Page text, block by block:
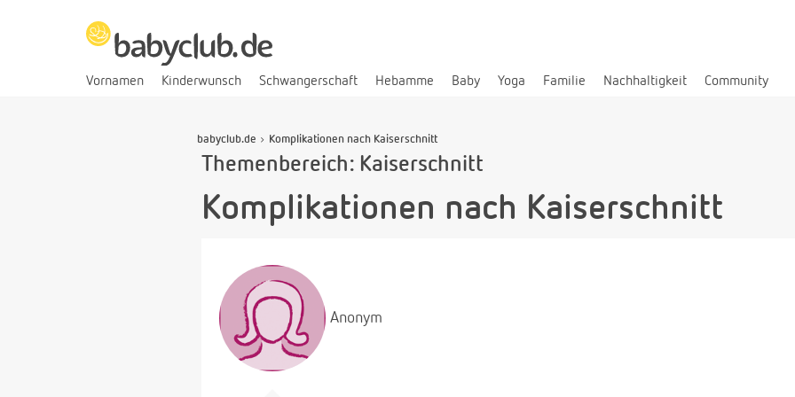
Vornamen Kinderwunsch Schwangerschaft Hebamme Baby Yoga Familie Nachhaltigkeit Community
babyclub.de Komplikationen nach Kaiserschnitt
Themenbereich: Kaiserschnitt
Komplikationen nach Kaiserschnitt
Anonym